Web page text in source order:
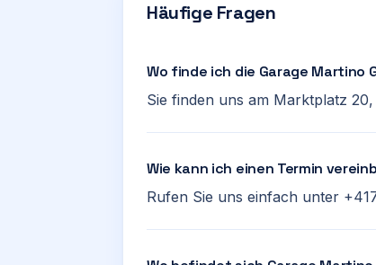
Häufige Fragen
Wo finde ich die Garage Martino
Sie finden uns am Marktplatz
Wie kann ich einen Termin
Rufen Sie uns einfach unter